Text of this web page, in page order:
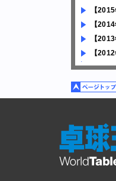
【2015
【2014
【2013
【2012